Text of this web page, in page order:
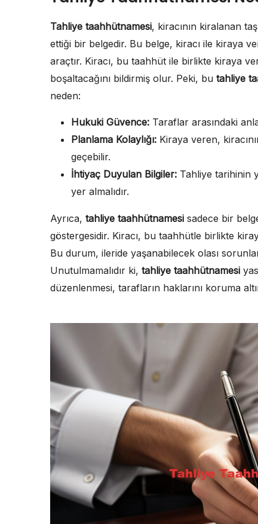
Tahliye taahhütnamesi, kiracının kiralanan
ettiği bir belgedir. Bu belge, kiracı ile kiraya
araçtır. Kiracı, bu taahhüt ile birlikte kiraya
boşaltacağını bildirmiş olur. Peki, bu tahliye
neden:
Hukuki Güvence: Taraflar arasındaki
Planlama Kolaylığı: Kiraya veren,
geçebilir.
İhtiyaç Duyulan Bilgiler: Tahliye tarihinin
yer almalıdır.
Ayrıca, tahliye taahhütnamesi sadece bir
göstergesidir. Kiracı, bu taahhütle birlikte
Bu durum, ileride yaşanabilecek olası
Unutulmamalıdır ki, tahliye taahhütnamesi
düzenlenmesi, tarafların haklarını koruma